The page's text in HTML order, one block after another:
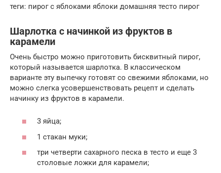
теги: пирог с яблоками яблоки домашняя тесто пирог
Шарлотка с начинкой из фруктов в
карамели
Очень быстро можно приготовить бисквитный пирог,
который называется шарлотка. В классическом
варианте эту выпечку готовят со свежими яблоками, но
можно слегка усовершенствовать рецепт и сделать
начинку из фруктов в карамели.
3 яйца;
1 стакан муки;
три четверти сахарного песка в тесто и еще 3
столовые ложки для карамели;